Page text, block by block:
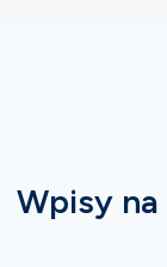
Wpisy